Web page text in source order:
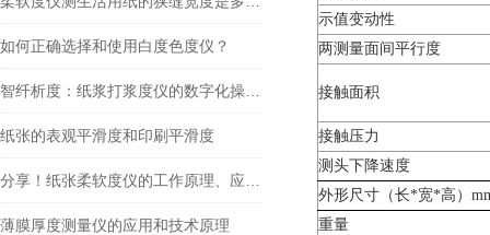
如何正确选择和使用白度色度仪？
纸张的表观平滑度和印刷平滑度
薄膜厚度测量仪的应用和技术原理
示值变动性
两测量面间平行度
接触面积
接触压力
测头下降速度
外形尺寸（长*宽*高）
重量